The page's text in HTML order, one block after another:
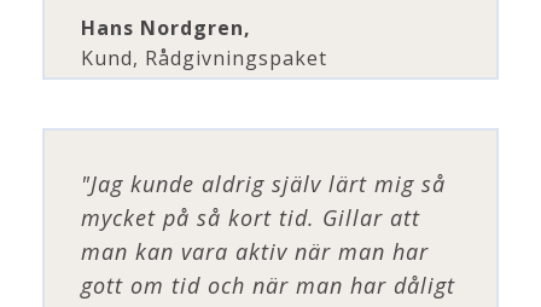
Hans Nordgren,
Kund, Rådgivningspaket
"Jag kunde aldrig själv lärt mig så
mycket på så kort tid. Gillar att
man kan vara aktiv när man har
gott om tid och när man har dåligt